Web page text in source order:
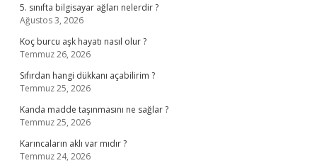
5. sınıfta bilgisayar ağları nelerdir ?
Ağustos 3, 2026
Koç burcu aşk hayatı nasıl olur ?
Temmuz 26, 2026
Sıfırdan hangi dükkanı açabilirim ?
Temmuz 25, 2026
Kanda madde taşınmasını ne sağlar ?
Temmuz 25, 2026
Karıncaların aklı var mıdır ?
Temmuz 24, 2026